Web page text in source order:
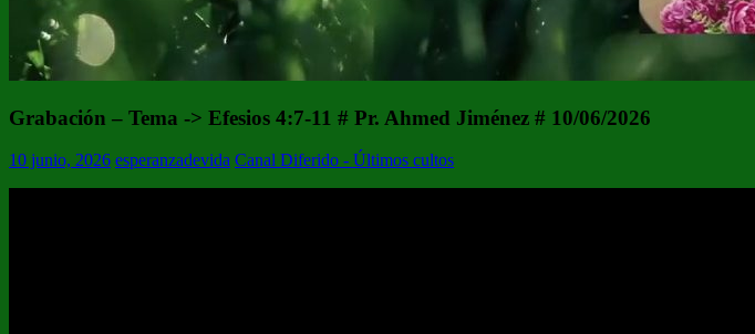
Grabación – Tema -> Efesios 4:7-11 # Pr. Ahmed Jiménez # 10/06/2026
10 junio, 2026 esperanzadevida Canal Diferido - Últimos cultos